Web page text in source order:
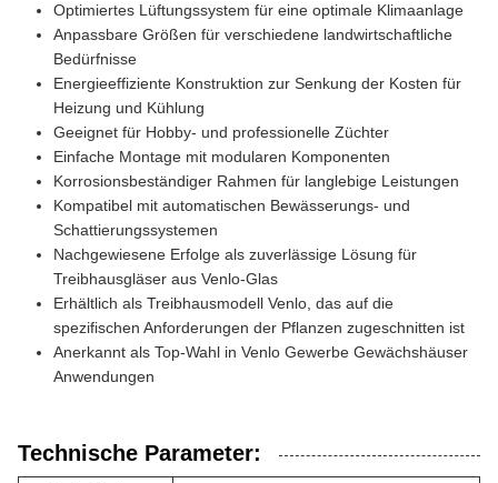
Optimiertes Lüftungssystem für eine optimale Klimaanlage
Anpassbare Größen für verschiedene landwirtschaftliche
Bedürfnisse
Energieeffiziente Konstruktion zur Senkung der Kosten für
Heizung und Kühlung
Geeignet für Hobby- und professionelle Züchter
Einfache Montage mit modularen Komponenten
Korrosionsbeständiger Rahmen für langlebige Leistungen
Kompatibel mit automatischen Bewässerungs- und
Schattierungssystemen
Nachgewiesene Erfolge als zuverlässige Lösung für
Treibhausgläser aus Venlo-Glas
Erhältlich als Treibhausmodell Venlo, das auf die
spezifischen Anforderungen der Pflanzen zugeschnitten ist
Anerkannt als Top-Wahl in Venlo Gewerbe Gewächshäuser
Anwendungen
Technische Parameter: